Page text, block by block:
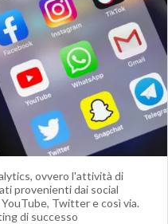
ovvero l'attività di
provenienti dai social
Twitter e così via.
di successo